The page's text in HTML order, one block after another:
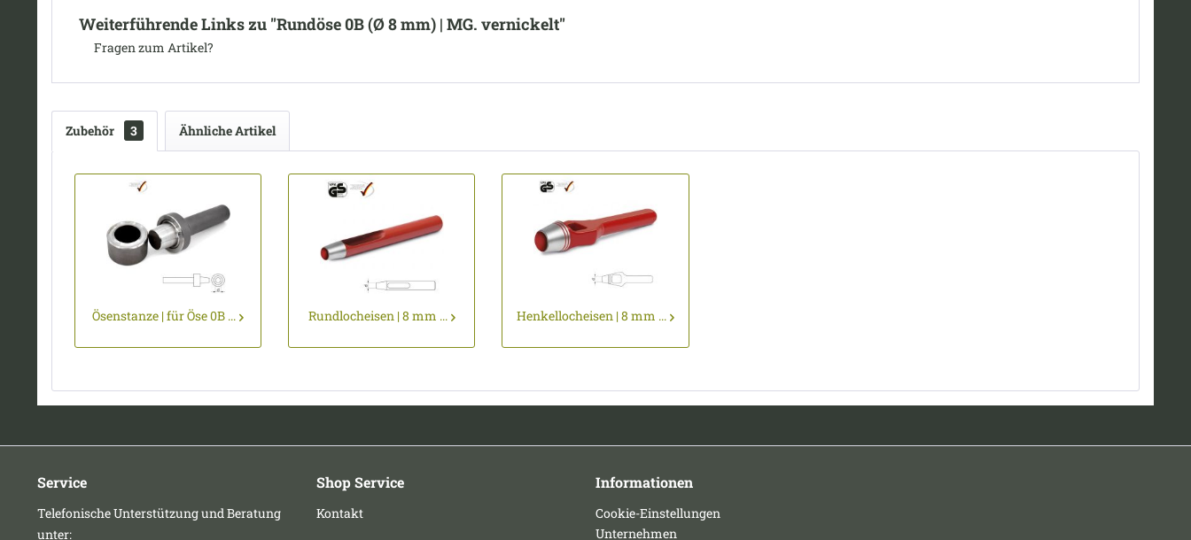
Weiterführende Links zu "Rundöse 0B (Ø 8 mm) | MG. vernickelt"
Fragen zum Artikel?
Zubehör 3 Ähnliche Artikel
Ösenstanze | für Öse 0B ... Rundlocheisen | 8 mm ... Henkellocheisen | 8 mm ...
Service
Telefonische Unterstützung und Beratung
unter:
Shop Service
Kontakt
Informationen
Cookie-Einstellungen
Unternehmen